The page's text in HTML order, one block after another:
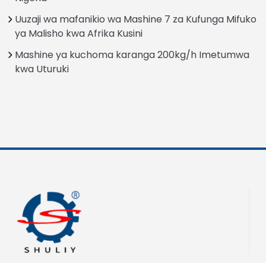
Uuzaji wa mafanikio wa Mashine 7 za Kufunga Mifuko
ya Malisho kwa Afrika Kusini
Mashine ya kuchoma karanga 200kg/h Imetumwa
kwa Uturuki